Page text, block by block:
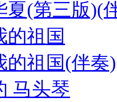
夏(第三版)(
的祖国
的祖国(伴奏)
马头琴